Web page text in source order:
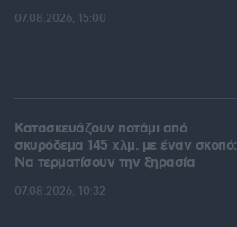
07.08.2026, 15:00
Κατασκευάζουν ποτάμι από
σκυρόδεμα 145 χλμ. με έναν σκοπό:
Να τερματίσουν την ξηρασία
07.08.2026, 10:32